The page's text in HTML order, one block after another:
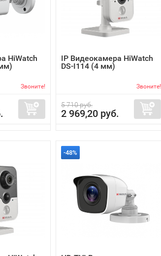
HiWatch
Звоните!
IP Видеокамера HiWatch
DS-I114 (4 мм)
Звоните!
5 710 руб.
2 969,20 руб.
-48%